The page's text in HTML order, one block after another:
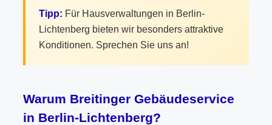
Tipp: Für Hausverwaltungen in Berlin-
Lichtenberg bieten wir besonders attraktive
Konditionen. Sprechen Sie uns an!
Warum Breitinger Gebäudeservice
in Berlin-Lichtenberg?